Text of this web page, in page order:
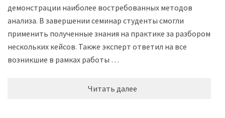
демонстрации наиболее востребованных методов
анализа. В завершении семинар студенты смогли
применить полученные знания на практике за разбором
нескольких кейсов. Также эксперт ответил на все
возникшие в рамках работы …
Читать далее